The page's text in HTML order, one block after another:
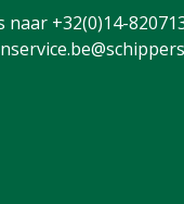
Rundvee,
Geiten, Overig
naar +32(0)14-